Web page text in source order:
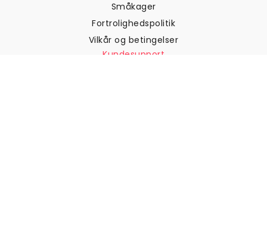
Småkager
Fortrolighedspolitik
Vilkår og betingelser
Kundesupport